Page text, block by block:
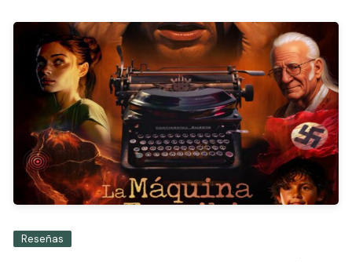
Reseñas